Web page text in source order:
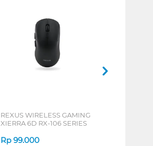
REXUS WIRELESS GAMING
XIERRA 6D RX-106 SERIES
Rp 99.000